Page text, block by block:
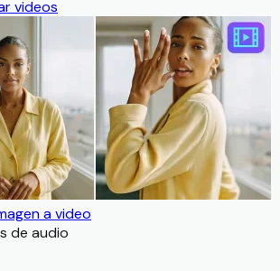
videos
a video
de audio